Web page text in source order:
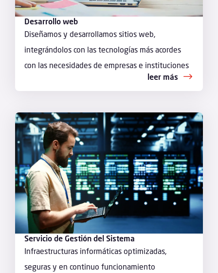
Desarrollo web
Diseñamos y desarrollamos sitios web,
integrándolos con las tecnologías más acordes
con las necesidades de empresas e instituciones
leer más
Servicio de Gestión del Sistema
Infraestructuras informáticas optimizadas,
seguras y en continuo funcionamiento